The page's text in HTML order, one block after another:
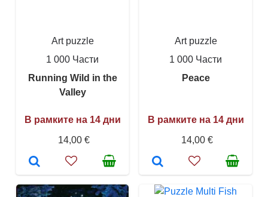
Art puzzle
1 000 Части
Running Wild in the
Valley
В рамките на 14 дни
14,00 €
Art puzzle
1 000 Части
Peace
В рамките на 14 дни
14,00 €